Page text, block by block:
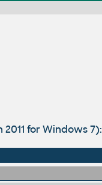
for Windows 7):